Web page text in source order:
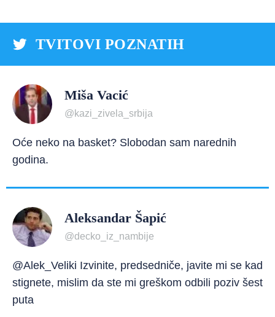
TVITOVI POZNATIH
Miša Vacić
@kazi_zivela_srbija
Oće neko na basket? Slobodan sam narednih
godina.
Aleksandar Šapić
@decko_iz_nambije
@Alek_Veliki Izvinite, predsedniče, javite mi se kad
stignete, mislim da ste mi greškom odbili poziv šest
puta